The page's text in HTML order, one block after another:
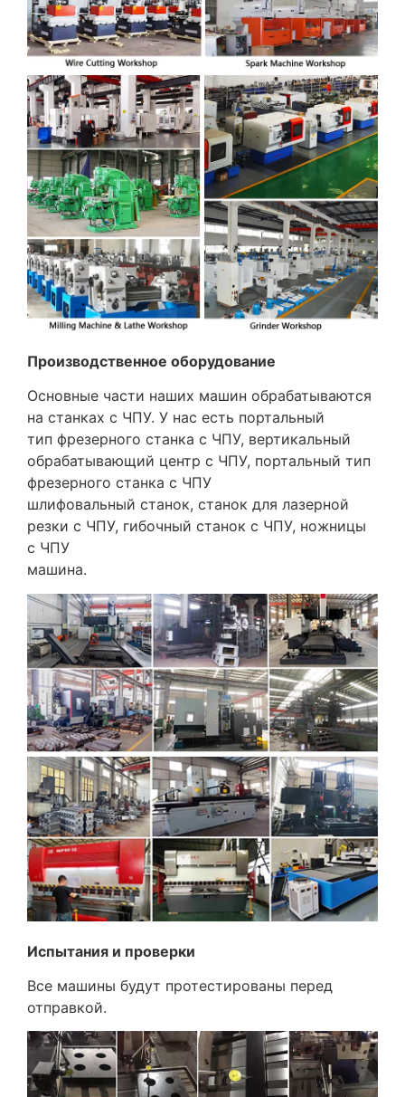
Производственное оборудование
Основные части наших машин обрабатываются
на станках с ЧПУ. У нас есть портальный
тип фрезерного станка с ЧПУ, вертикальный
обрабатывающий центр с ЧПУ, портальный тип
фрезерного станка с ЧПУ
шлифовальный станок, станок для лазерной
резки с ЧПУ, гибочный станок с ЧПУ, ножницы
с ЧПУ
машина.
Испытания и проверки
Все машины будут протестированы перед
отправкой.